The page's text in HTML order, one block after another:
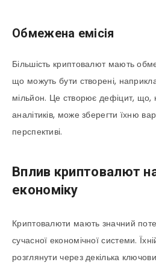
Обмежена емісія
Більшість криптовалют мають
що можуть бути створені,
мільйон. Це створює дефіцит, що,
аналітиків, може зберегти їхню
перспективі.
Вплив криптовалют
економіку
Криптовалюти мають значний
сучасної економічної системи.
розглянути через декілька